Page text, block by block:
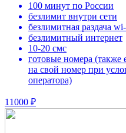
100 минут по России
безлимит внутри сети
безлимитная раздача
безлимитный интернет
10-20 смс
готовые номера (также
на свой номер при
оператора)
11000 ₽